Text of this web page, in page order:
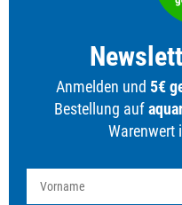
Anmelden und 5€
Bestellung auf
Warenwert